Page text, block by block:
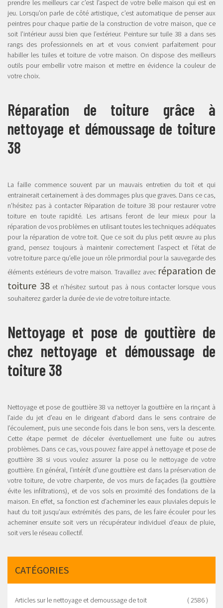
prendre les meilleurs car c’est l’aspect de votre belle maison qui est en
jeu. Lorsqu’on parle de côté artistique, c’est automatique de penser aux
peintres pour chaque partie de la construction de votre maison, que ce
soit l’intérieur aussi bien que l’extérieur. Peinture sur tuile 38 a dans ses
rangs des professionnels en art et vous convient parfaitement pour
habiller les tuiles et toiture de votre maison. On dispose des meilleurs
outils pour embellir votre maison et mettre en évidence la couleur de
votre choix.
Réparation de toiture grâce à
nettoyage et démoussage de toiture
38
La faille commence souvent par un mauvais entretien du toit et qui
entrainerait certainement à des dommages plus que graves. Dans ce cas,
n’hésitez pas à contacter Réparation de toiture 38 pour restaurer votre
toiture en toute rapidité. Les artisans feront de leur mieux pour la
réparation de vos problèmes en utilisant toutes les techniques adéquates
pour la réparation de votre toit. Que ce soit du plus petit œuvre au plus
grand, pensez toujours à maintenir correctement l’aspect et l’état de
votre toiture parce qu’elle joue un rôle primordial pour la sauvegarde des
éléments extérieurs de votre maison. Travaillez avec réparation de
toiture 38et n’hésitez surtout pas à nous contacter lorsque vous
souhaiterez garder la durée de vie de votre toiture intacte.
Nettoyage et pose de gouttière de
chez nettoyage et démoussage de
toiture 38
Nettoyage et pose de gouttière 38 va nettoyer la gouttière en la rinçant à
l’aide du jet d’eau en le dirigeant d’abord dans le sens contraire de
l’écoulement, puis une seconde fois dans le bon sens, vers la descente.
Cette étape permet de déceler éventuellement une fuite ou autres
problèmes. Dans ce cas, vous pouvez faire appel à nettoyage et pose de
gouttière 38 si vous voulez assurer la pose ou le nettoyage de votre
gouttière. En général, l’intérêt d’une gouttière est dans la préservation de
votre toiture, de votre charpente, de vos murs de façades (la gouttière
évite les infiltrations), et de vos sols en proximité des fondations de la
maison. En effet, sa fonction est d’acheminer les eaux pluviales depuis le
haut du toit jusqu’aux extrémités des pans, de les faire écouler pour les
acheminer ensuite soit vers un récupérateur individuel d’eaux de pluie,
soit vers le réseau collectif.
CATÉGORIES
Articles sur le nettoyage et demoussage de toit ( 2586 )